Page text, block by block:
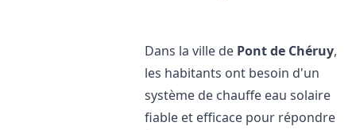
Dans la ville de Pont de Chéruy,
les habitants ont besoin d'un
système de chauffe eau solaire
fiable et efficace pour répondre